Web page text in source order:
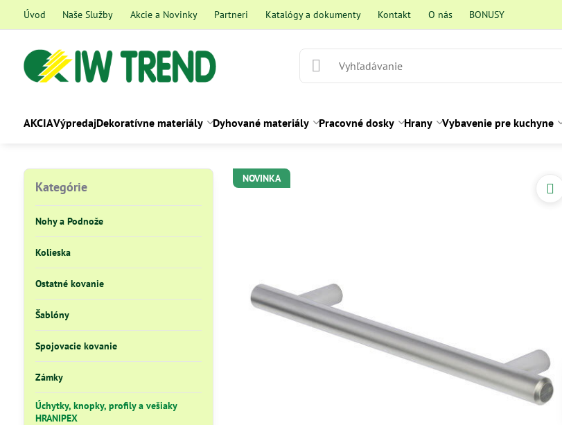
Úvod Naše Služby Akcie a Novinky Partneri Katalógy a dokumenty Kontakt O nás BONUSY
AKCIAVýpredajDekoratívne materiály Dyhované materiály Pracovné dosky Hrany Vybavenie pre kuchyne
NOVINKA
Kategórie
Nohy a Podnože
Kolieska
Ostatné kovanie
Šablóny
Spojovacie kovanie
Zámky
Úchytky, knopky, profily a vešiaky
HRANIPEX